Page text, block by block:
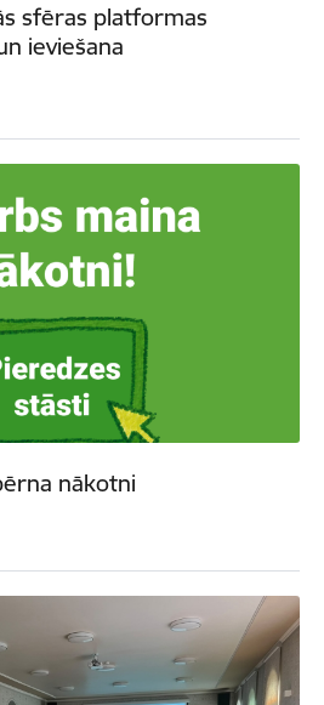
sfēras platformas
ieviešana
nākotni